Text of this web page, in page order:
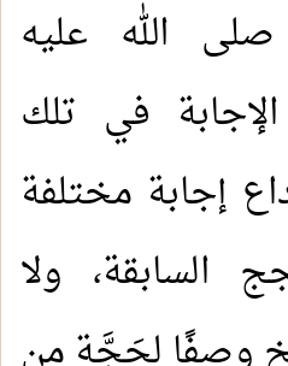
الله عليه
في تلك
إجابة مختلفة
السابقة، ولا